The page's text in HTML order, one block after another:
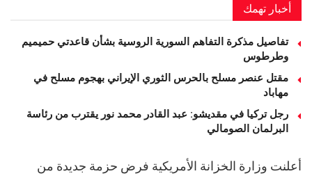
أخبار تهمك
تفاصيل مذكرة التفاهم السورية الروسية بشأن قاعدتي حميميم
وطرطوس
مقتل عنصر مسلح بالحرس الثوري الإيراني بهجوم مسلح في
مهاباد
رجل تركيا في مقديشو: عبد القادر محمد نور يقترب من رئاسة
البرلمان الصومالي
أعلنت وزارة الخزانة الأمريكية فرض حزمة جديدة من